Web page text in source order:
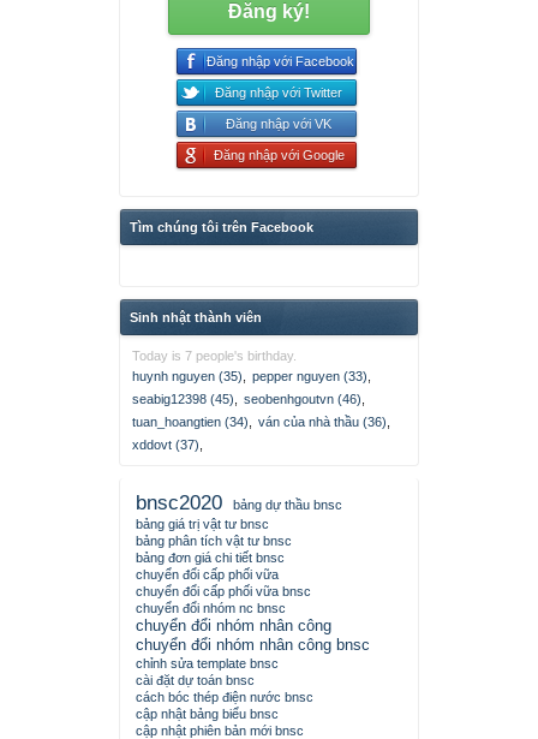
Đăng ký!
Đăng nhập với Facebook
Đăng nhập với Twitter
Đăng nhập với VK
Đăng nhập với Google
Tìm chúng tôi trên Facebook
Sinh nhật thành viên
Today is 7 people's birthday.
huynh nguyen (35)
pepper nguyen (33)
seabig12398 (45)
seobenhgoutvn (46)
tuan_hoangtien (34)
ván của nhà thầu (36)
xddovt (37)
bnsc2020
bảng dự thầu bnsc
bảng giá trị vật tư bnsc
bảng phân tích vật tư bnsc
bảng đơn giá chi tiết bnsc
chuyển đổi cấp phối vữa
chuyển đổi cấp phối vữa bnsc
chuyển đổi nhóm nc bnsc
chuyển đổi nhóm nhân công
chuyển đổi nhóm nhân công bnsc
chỉnh sửa template bnsc
cài đặt dự toán bnsc
cách bóc thép điện nước bnsc
cập nhật bảng biểu bnsc
cập nhật phiên bản mới bnsc